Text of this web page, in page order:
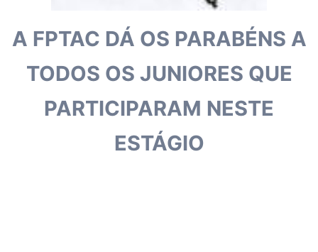
A FPTAC DÁ OS PARABÉNS A
TODOS OS JUNIORES QUE
PARTICIPARAM NESTE
ESTÁGIO